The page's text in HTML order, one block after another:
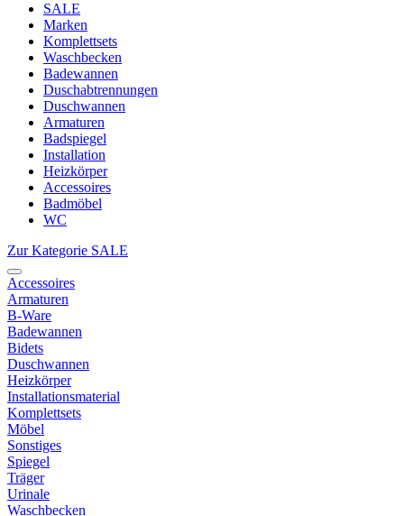
SALE
Marken
Komplettsets
Waschbecken
Badewannen
Duschabtrennungen
Duschwannen
Armaturen
Badspiegel
Installation
Heizkörper
Accessoires
Badmöbel
WC
Zur Kategorie SALE
Accessoires
Armaturen
B-Ware
Badewannen
Bidets
Duschwannen
Heizkörper
Installationsmaterial
Komplettsets
Möbel
Sonstiges
Spiegel
Träger
Urinale
Waschbecken